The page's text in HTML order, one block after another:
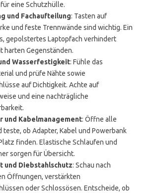
eine Schutzhülle.
und Fachaufteilung: Tasten auf
und feste Trennwände sind wichtig. Ein
gepolstertes Laptopfach verhindert
harten Gegenständen.
Wasserfestigkeit: Fühle das
und prüfe Nähte sowie
auf Dichtigkeit. Achte auf
und eine nachträgliche
und Kabelmanagement: Öffne alle
teste, ob Adapter, Kabel und Powerbank
finden. Elastische Schlaufen und
sorgen für Übersicht.
und Diebstahlschutz: Schau nach
Öffnungen, verstärkten
oder Schlossösen. Entscheide, ob